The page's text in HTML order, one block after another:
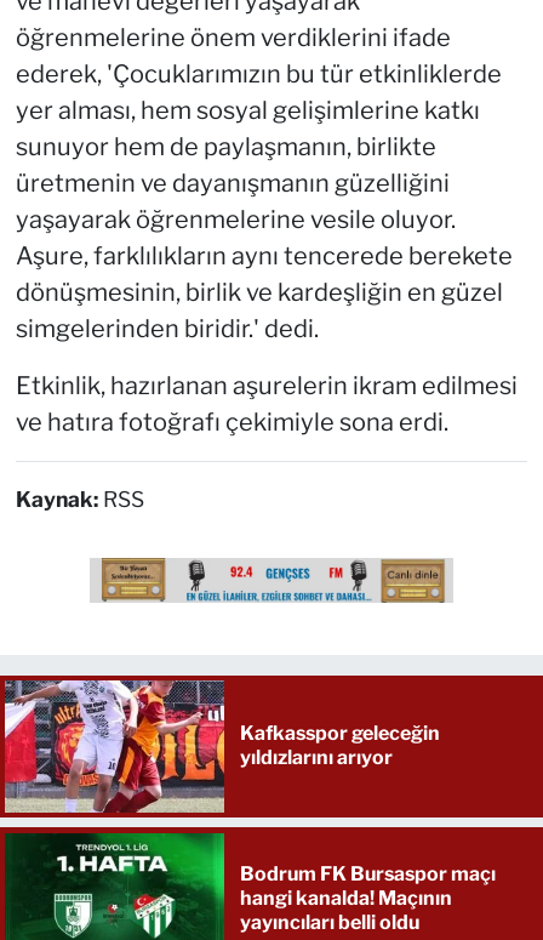
öğrenmelerine önem verdiklerini ifade
ederek, 'Çocuklarımızın bu tür etkinliklerde
yer alması, hem sosyal gelişimlerine katkı
sunuyor hem de paylaşmanın, birlikte
üretmenin ve dayanışmanın güzelliğini
yaşayarak öğrenmelerine vesile oluyor.
Aşure, farklılıkların aynı tencerede berekete
dönüşmesinin, birlik ve kardeşliğin en güzel
simgelerinden biridir.' dedi.
Etkinlik, hazırlanan aşurelerin ikram edilmesi
ve hatıra fotoğrafı çekimiyle sona erdi.
Kaynak: RSS
Kafkasspor geleceğin
yıldızlarını arıyor
Bodrum FK Bursaspor maçı
hangi kanalda! Maçının
yayıncıları belli oldu